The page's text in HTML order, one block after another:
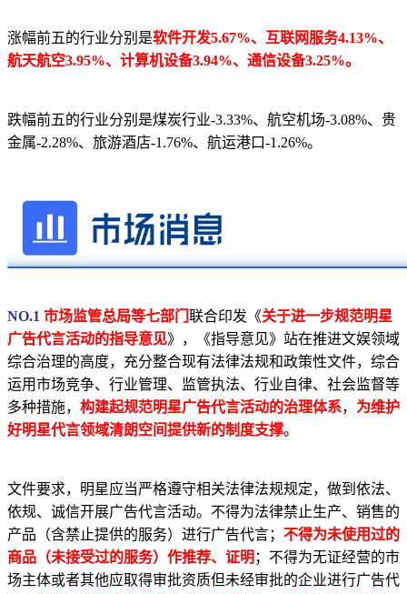
涨幅前五的行业分别是软件开发5.67%、互联网服务4.13%、
航天航空3.95%、计算机设备3.94%、通信设备3.25%。
跌幅前五的行业分别是煤炭行业-3.33%、航空机场-3.08%、贵
金属-2.28%、旅游酒店-1.76%、航运港口-1.26%。
NO.1 市场监管总局等七部门 联合印发《关于进一步规范明星
广告代言活动的指导意见》，《指导意见》站在推进文娱领域
综合治理的高度，充分整合现有法律法规和政策性文件，综合
运用市场竞争、行业管理、监管执法、行业自律、社会监督等
多种措施， 构建起规范明星广告代言活动的治理体系， 为维护
好明星代言领域清朗空间提供新的制度支撑。
文件要求，明星应当严格遵守相关法律法规规定，做到依法、
依规、诚信开展广告代言活动。不得为法律禁止生产、销售的
产品（含禁止提供的服务）进行广告代言； 不得为未使用过的
商品（未接受过的服务）作推荐、证明 ；不得为无证经营的市
场主体或者其他应取得审批资质但未经审批的企业进行广告代